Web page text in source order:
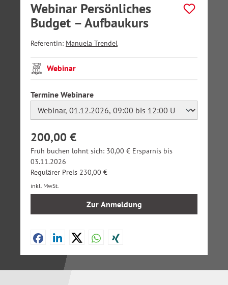
Webinar Persönliches
Budget – Aufbaukurs
Referentin: Manuela Trendel
Webinar
Termine Webinareauswählen
200,00 €
Früh buchen lohnt sich: 30,00 € Ersparnis bis
03.11.2026
Regulärer Preis 230,00 €
inkl. MwSt.
Zur Anmeldung